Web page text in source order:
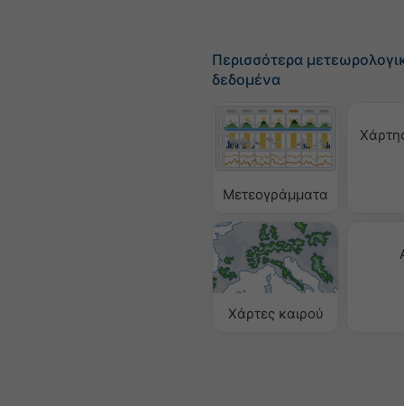
Περισσότερα
δεδομένα
Μετεογράμματα
Χάρτες καιρού